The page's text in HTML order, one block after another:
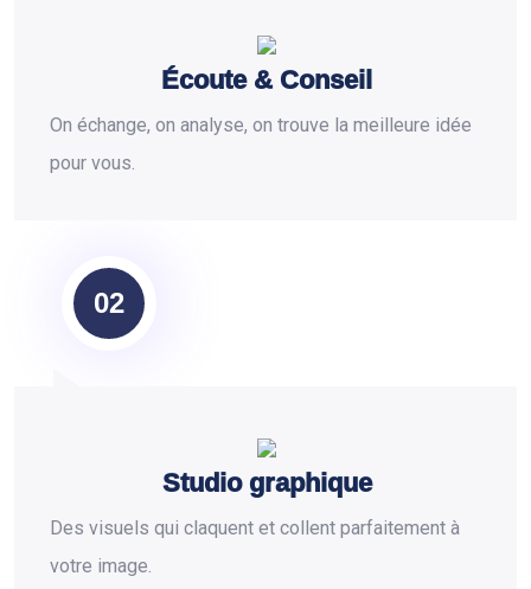
Écoute & Conseil
On échange, on analyse, on trouve la meilleure idée
pour vous.
02
Studio graphique
Des visuels qui claquent et collent parfaitement à
votre image.